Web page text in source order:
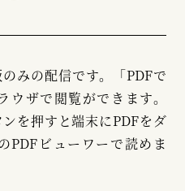
みの配信です。「PDFで
ザで閲覧ができます。
ンを押すと端末にPDFをダ
PDFビューワーで読めま